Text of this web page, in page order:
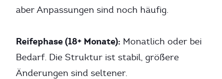
aber Anpassungen sind noch häufig.
Reifephase (18+ Monate): Monatlich oder bei
Bedarf. Die Struktur ist stabil, größere
Änderungen sind seltener.